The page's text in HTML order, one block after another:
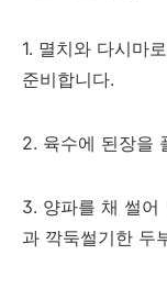
1. 멸치와 다시마
준비합니다.
2. 육수에 된장을
3. 양파를 채 썰어
과 깍둑썰기한 두